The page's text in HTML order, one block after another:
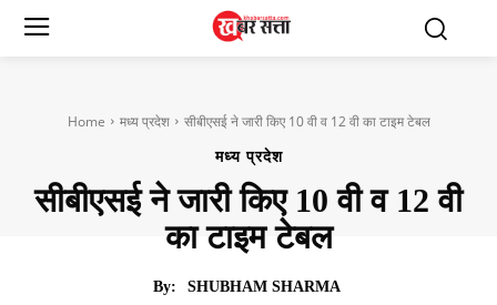
Home मध्य प्रदेश सीबीएसई ने जारी किए 10 वी व 12 वी का टाइम टेबल
मध्य प्रदेश
सीबीएसई ने जारी किए 10 वी व 12 वी
का टाइम टेबल
By:
SHUBHAM SHARMA